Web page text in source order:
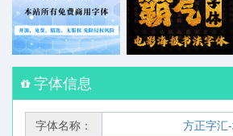
字体信息
字体名称： 方正字汇